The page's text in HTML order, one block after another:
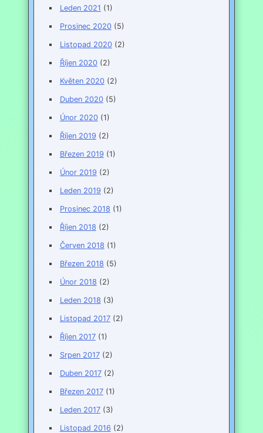
Leden 2021 (1)
Prosinec 2020(5)
Listopad 2020(2)
Říjen 2020(2)
Květen 2020(2)
Duben 2020(5)
Únor 2020(1)
Říjen 2019 (2)
Březen 2019 (1)
Únor 2019 (2)
Leden 2019 (2)
Prosinec 2018 (1)
Říjen 2018 (2)
Červen 2018 (1)
Březen 2018 (5)
Únor 2018 (2)
Leden 2018 (3)
Listopad 2017(2)
Říjen 2017(1)
Srpen 2017(2)
Duben 2017(2)
Březen 2017(1)
Leden 2017(3)
Listopad 2016 (2)